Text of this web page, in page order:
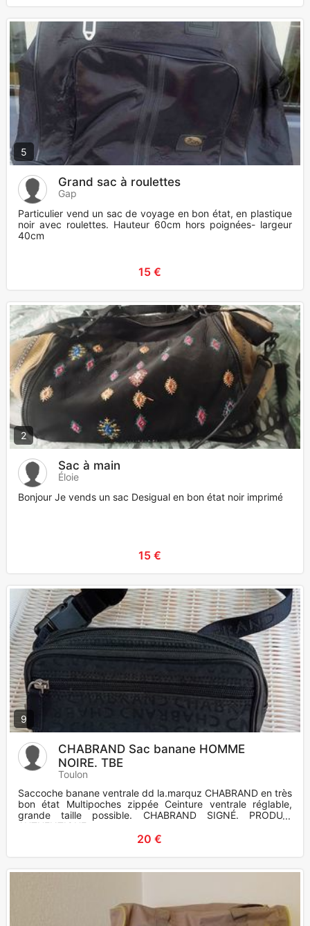
5
Grand sac à roulettes
Gap
Particulier vend un sac de voyage en bon état, en plastique
noir avec roulettes. Hauteur 60cm hors poignées- largeur
40cm
15 €
2
Sac à main
Éloie
Bonjour Je vends un sac Desigual en bon état noir imprimé
15 €
9
CHABRAND Sac banane HOMME
NOIRE. TBE
Toulon
Saccoche banane ventrale dd la.marquz CHABRAND en très
bon état Multipoches zippée Ceinture ventrale réglable,
grande taille possible. CHABRAND SIGNÉ. PRODUIT
AUTHENTIQUE
20 €